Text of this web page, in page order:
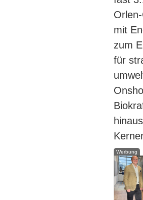
mit
zum
für
Werbung